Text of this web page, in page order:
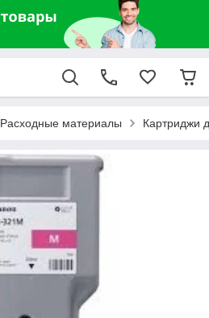
Расходные материалы Картриджи